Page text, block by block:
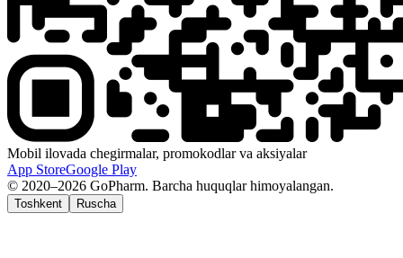
Mobil ilovada chegirmalar, promokodlar va aksiyalar
App StoreGoogle Play
© 2020–2026 GoPharm. Barcha huquqlar himoyalangan.
Toshkent Ruscha